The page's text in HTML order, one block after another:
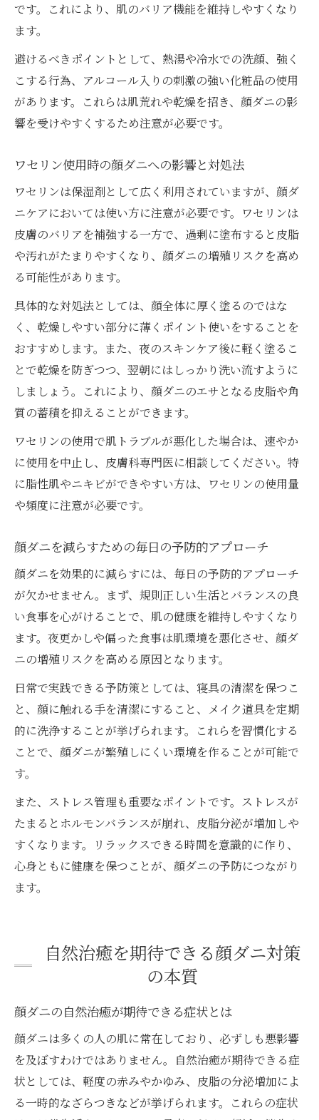
です。これにより、肌のバリア機能を維持しやすくなり
ます。
避けるべきポイントとして、熱湯や冷水での洗顔、強く
こする行為、アルコール入りの刺激の強い化粧品の使用
があります。これらは肌荒れや乾燥を招き、顔ダニの影
響を受けやすくするため注意が必要です。
ワセリン使用時の顔ダニへの影響と対処法
ワセリンは保湿剤として広く利用されていますが、顔ダ
ニケアにおいては使い方に注意が必要です。ワセリンは
皮膚のバリアを補強する一方で、過剰に塗布すると皮脂
や汚れがたまりやすくなり、顔ダニの増殖リスクを高め
る可能性があります。
具体的な対処法としては、顔全体に厚く塗るのではな
く、乾燥しやすい部分に薄くポイント使いをすることを
おすすめします。また、夜のスキンケア後に軽く塗るこ
とで乾燥を防ぎつつ、翌朝にはしっかり洗い流すように
しましょう。これにより、顔ダニのエサとなる皮脂や角
質の蓄積を抑えることができます。
ワセリンの使用で肌トラブルが悪化した場合は、速やか
に使用を中止し、皮膚科専門医に相談してください。特
に脂性肌やニキビができやすい方は、ワセリンの使用量
や頻度に注意が必要です。
顔ダニを減らすための毎日の予防的アプローチ
顔ダニを効果的に減らすには、毎日の予防的アプローチ
が欠かせません。まず、規則正しい生活とバランスの良
い食事を心がけることで、肌の健康を維持しやすくなり
ます。夜更かしや偏った食事は肌環境を悪化させ、顔ダ
ニの増殖リスクを高める原因となります。
日常で実践できる予防策としては、寝具の清潔を保つこ
と、顔に触れる手を清潔にすること、メイク道具を定期
的に洗浄することが挙げられます。これらを習慣化する
ことで、顔ダニが繁殖しにくい環境を作ることが可能で
す。
また、ストレス管理も重要なポイントです。ストレスが
たまるとホルモンバランスが崩れ、皮脂分泌が増加しや
すくなります。リラックスできる時間を意識的に作り、
心身ともに健康を保つことが、顔ダニの予防につながり
ます。
自然治癒を期待できる顔ダニ対策
の本質
顔ダニの自然治癒が期待できる症状とは
顔ダニは多くの人の肌に常在しており、必ずしも悪影響
を及ぼすわけではありません。自然治癒が期待できる症
状としては、軽度の赤みやかゆみ、皮脂の分泌増加によ
る一時的なざらつきなどが挙げられます。これらの症状